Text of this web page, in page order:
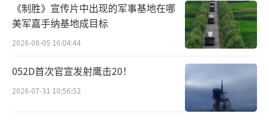
《制胜》宣传片中出现的军事基地在哪
美军嘉手纳基地成目标
2026-08-05 16:04:44
052D首次官宣发射鹰击20！
2026-07-31 10:56:52